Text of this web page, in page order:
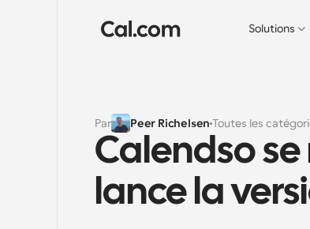
Solutions
Par Peer RichelsenToutes les
Calendso
lance la